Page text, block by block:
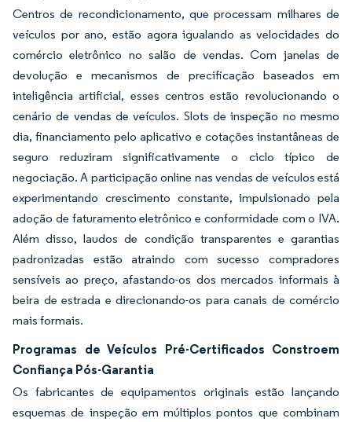
Centros de recondicionamento, que processam milhares de
veículos por ano, estão agora igualando as velocidades do
comércio eletrônico no salão de vendas. Com janelas de
devolução e mecanismos de precificação baseados em
inteligência artificial, esses centros estão revolucionando o
cenário de vendas de veículos. Slots de inspeção no mesmo
dia, financiamento pelo aplicativo e cotações instantâneas de
seguro reduziram significativamente o ciclo típico de
negociação. A participação online nas vendas de veículos está
experimentando crescimento constante, impulsionado pela
adoção de faturamento eletrônico e conformidade com o IVA.
Além disso, laudos de condição transparentes e garantias
padronizadas estão atraindo com sucesso compradores
sensíveis ao preço, afastando-os dos mercados informais à
beira de estrada e direcionando-os para canais de comércio
mais formais.
Programas de Veículos Pré-Certificados Constroem
Confiança Pós-Garantia
Os fabricantes de equipamentos originais estão lançando
esquemas de inspeção em múltiplos pontos que combinam